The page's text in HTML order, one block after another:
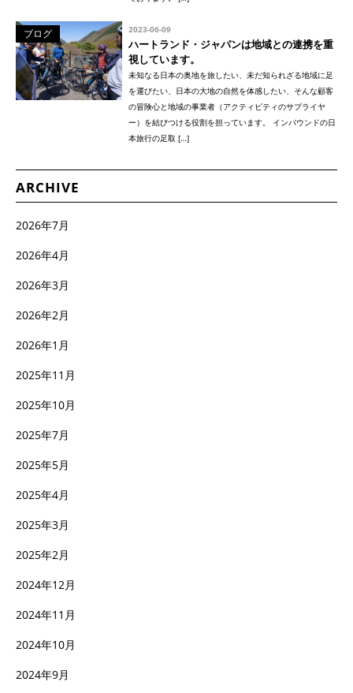
ブログ 2023-06-09
ハートランド・ジャパンは地域との連携を重
視しています。
未知なる日本の奥地を旅したい、未だ知られざる地域に足
を運びたい、日本の大地の自然を体感したい、そんな顧客
の冒険心と地域の事業者（アクティビティのサプライヤ
ー）を結びつける役割を担っています。 インバウンドの日
本旅行の足取 […]
ARCHIVE
2026年7月
2026年4月
2026年3月
2026年2月
2026年1月
2025年11月
2025年10月
2025年7月
2025年5月
2025年4月
2025年3月
2025年2月
2024年12月
2024年11月
2024年10月
2024年9月